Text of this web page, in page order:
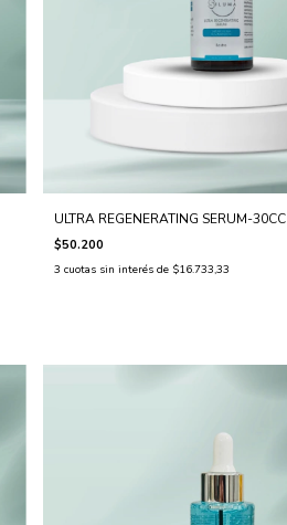
ULTRA REGENERATING SERUM-30CC
$50.200
3 cuotas sin interés de $16.733,33